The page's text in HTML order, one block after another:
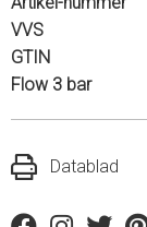
VVS
GTIN
Flow 3 bar
Datablad